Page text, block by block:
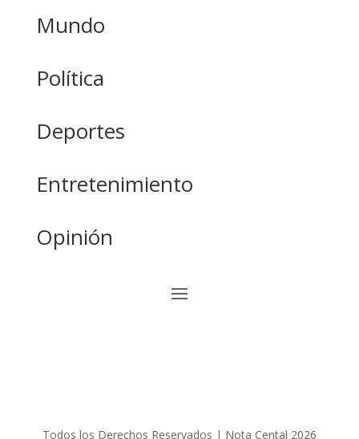
Mundo
Política
Deportes
Entretenimiento
Opinión
Todos los Derechos Reservados | Nota Cental 2026